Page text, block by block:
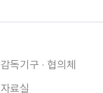
독기구 · 협의체
료실